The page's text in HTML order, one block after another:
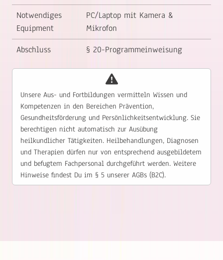
Notwendiges
Equipment
PC/Laptop mit Kamera &
Mikrofon
Abschluss
§ 20-Programmeinweisung
Unsere Aus- und Fortbildungen vermitteln Wissen und
Kompetenzen in den Bereichen Prävention,
Gesundheitsförderung und Persönlichkeitsentwicklung. Sie
berechtigen nicht automatisch zur Ausübung
heilkundlicher Tätigkeiten. Heilbehandlungen, Diagnosen
und Therapien dürfen nur von entsprechend ausgebildetem
und befugtem Fachpersonal durchgeführt werden. Weitere
Hinweise findest Du im § 5 unserer AGBs (B2C).